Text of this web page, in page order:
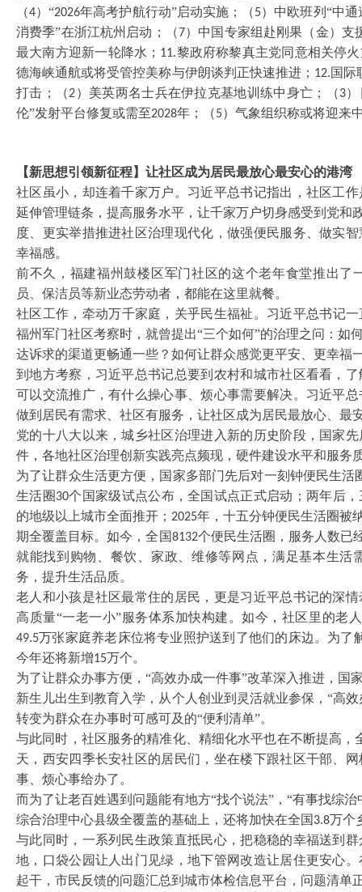
（4）“2026年高考护航行动”启动实施；（5）中欧班列“中
消费季”在浙江杭州启动；（ 7）中国专家组赴刚果（金）支
最大南方迎新一轮降水； 11.黎政府称黎真主党同意相关停
德海峡通航或将受管控美称与伊朗谈判正快速推进； 12.国际
打击；（2）美英两名士兵在伊拉克基地训练中身亡；（3）
伦”发射平台修复或需至2028年；（5）气象组织称或将迎来
【新思想引领新征程】让社区成为居民最放心最安心的港湾
社区虽小，却连着千家万户。习近平总书记指出，社区工
延伸管理链条，提高服务水平，让千家万户切身感受到党和
度、更实举措推进社区治理现代化，做强便民服务、做实
幸福感。
前不久，福建福州鼓楼区军门社区的这个老年食堂推出了
员、保洁员等新业态劳动者，都能在这里就餐。
社区工作，牵动万千家庭，关乎民生福祉。习近平总书记
福州军门社区考察时，就曾提出“三个如何”的治理之问：如
达诉求的渠道更畅通一些？如何让群众感觉更平安、更幸福
到地方考察，习近平总书记总要到农村和城市社区看看，
可以交流推广，有什么操心事、烦心事需要解决。习近平
做到居民有需求、社区有服务，让社区成为居民最放心、最
党的十八大以来，城乡社区治理进入新的历史阶段，国家
件，各地社区治理创新实践亮点频现，硬件建设水平和服务
为了让群众生活更方便，国家多部门先后对一刻钟便民生活
生活圈30个国家级试点公布，全国试点正式启动；两年后
的地级以上城市全面推开； 2025年，十五分钟便民生活圈被
期全覆盖目标。如今，全国8132个便民生活圈，服务人数已
就能找到购物、餐饮、家政、维修等网点，满足基本生活
务，提升生活品质。
老人和小孩是社区最常住的居民，更是习近平总书记的深
高质量“一老一小”服务体系加快构建。如今，社区里的老
49.5万张家庭养老床位将专业照护送到了他们的床边。为了
今年还将新增15万个。
为了让群众办事方便， “高效办成一件事”改革深入推进，国
新生儿出生到教育入学，从个人创业到灵活就业参保，“高
转变为群众在办事时可感可及的“便利清单”。
与此同时，社区服务的精准化、精细化水平也在不断提高，
天，西安四季长安社区的居民们，坐在楼下跟社区干部、
事、烦心事给办了。
而为了让老百姓遇到问题能有地方“找个说法”，“有事找综
综合治理中心县级全覆盖的基础上，还将加快在全国 3.8万个
与此同时，一系列民生政策直抵民心，把稳稳的幸福送到
地，口袋公园让人出门见绿，地下管网改造让居住更安心
起干，市民反馈的问题汇总到城市体检信息平台，问题清单